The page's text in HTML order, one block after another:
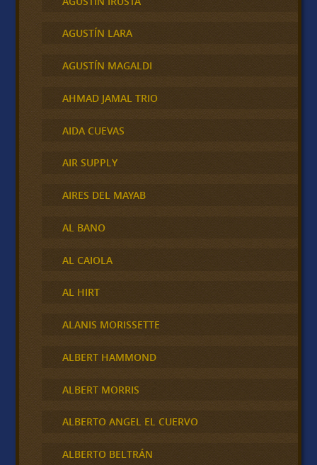
AGUSTÍN LARA
AGUSTÍN MAGALDI
AHMAD JAMAL TRIO
AIDA CUEVAS
AIR SUPPLY
AIRES DEL MAYAB
AL BANO
AL CAIOLA
AL HIRT
ALANIS MORISSETTE
ALBERT HAMMOND
ALBERT MORRIS
ALBERTO ANGEL EL CUERVO
ALBERTO BELTRÁN